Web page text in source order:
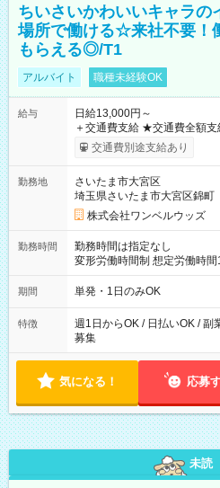
ちいさいかわいいキャラの
場所で働ける☆来社不要！
もらえる◎/T1
アルバイト 職種未経験OK
給与
日給13,000円～
＋交通費支給 ★交通費全額支給！ ┗案件により規定あり ★日払
いOK！（規定あり） ┗働い
ンビニATMから 日払い分を引き落とせ
交通費別途支給あり
勤務地
さいたま市大宮区
埼玉県さいたま市大宮区錦町
株式会社ワンベルウッズ
勤務時間
勤務時間は指定なし
変形労働時間制 想定労働時間160時間/月 【シ
～21：00
期間 単発・1日のみOK
特徴
週1日からOK / 日払いOK / 副
募集
気になる！ 応募
未読